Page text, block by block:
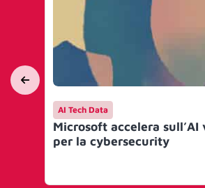
AI Tech Data
Microsoft accelera sull’AI
per la cybersecurity